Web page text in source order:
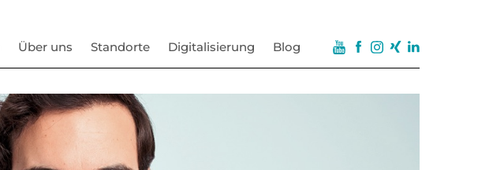
Über uns Standorte Digitalisierung Blog